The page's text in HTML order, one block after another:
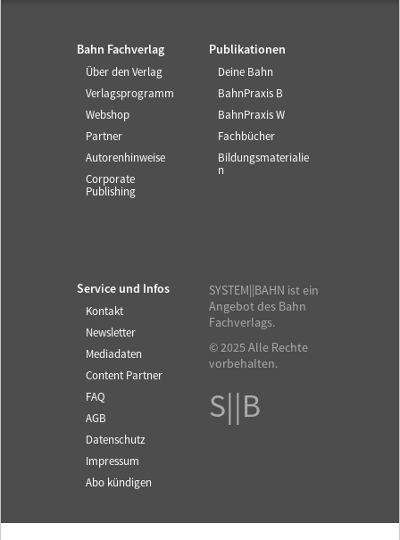
Bahn Fachverlag
Über den Verlag
Verlagsprogramm
Webshop
Partner
Autorenhinweise
Corporate
Publishing
Publikationen
Deine Bahn
BahnPraxis B
BahnPraxis W
Fachbücher
Bildungsmaterialie
n
Service und Infos
Kontakt
Newsletter
Mediadaten
Content Partner
FAQ
AGB
Datenschutz
Impressum
Abo kündigen
SYSTEM||BAHN ist ein
Angebot des Bahn
Fachverlags.
© 2025 Alle Rechte
vorbehalten.
S||B